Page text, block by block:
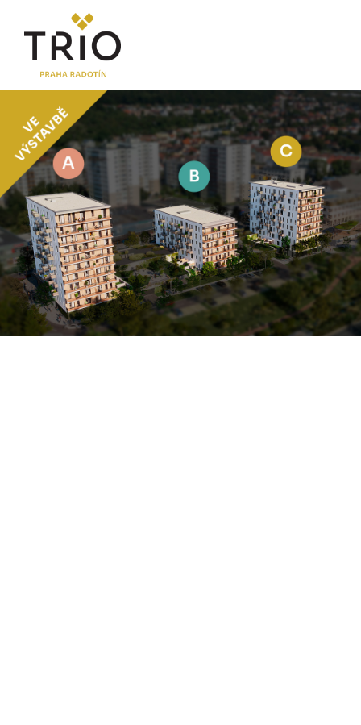
O PROJEKTU
Proč TRIO Radotín
FAQ sekce
Novinky
Postup koupě a financování
LOKALITA
CENÍK
Byty